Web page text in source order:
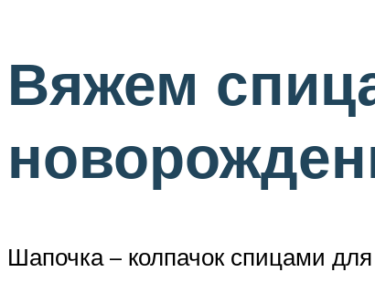
Вяжем
Шапочка – колпачок спицами